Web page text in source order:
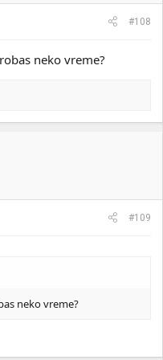
#108
neko vreme?
#109
neko vreme?